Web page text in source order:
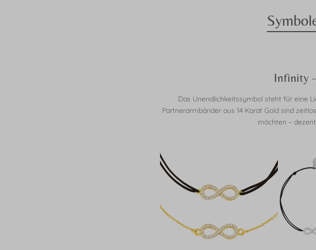
Infinity
Das Unendlichkeitssymbol steht für eine
Partnerarmbänder aus 14 Karat Gold sind
möchten –